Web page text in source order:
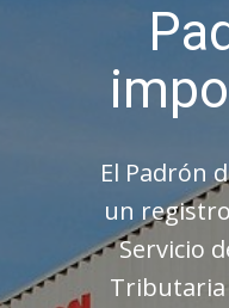
El Padrón
un
Servicio
Tributaria